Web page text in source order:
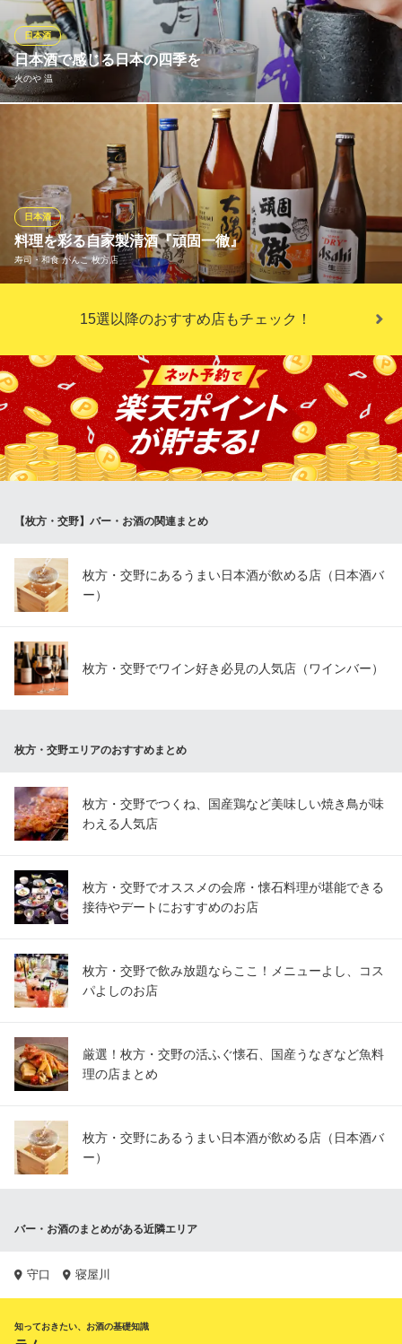
リゾート空間なら、ビールの美味しさも一段と格別！日常を忘れ
て、ハワイの風を感じる至福のパブタイムを心ゆくまでご堪能く
ださい◎
アロハテーブル くずはモール
京阪本線樟葉駅 徒歩6分
大阪府枚方市楠葉花園町15-1 KUZUHAMALL本館2F
日本酒で感じる日本の四季を
火のや 温
日本酒
酒蔵さんの想いをつなぐ、種類豊富なお酒をご用意。水、気候、
風土すべてを把握する職人がつくりあげる酒を選りすぐってご提
供致します。つながりを大事にするからこそ、珍しい酒がここに
はあります。また、お酒の熱燗もお店がオススメする温度帯以外
にも席でご自身のお好みの温度で温めれるサービスもございま
す！
火のや 温
京阪線枚方駅北口 徒歩2分
大阪府枚方市新町1-2-10 枚方テイクスリービル3F
料理を彩る自家製清酒『頑固一徹』
寿司・和食 がんこ 枚方店
日本酒
がんこの料理に最も合う酒を追求し、辿り着いたのが自家製清酒
「頑固一徹」です。芳醇な香り、すっきりとした飲み口、奥深い
練された和の空間で、至福のひとときをお楽しみください。
寿司・和食 がんこ 枚方店
寿司 和食 居酒屋
京阪交野線枚方市駅 徒歩3分
大阪府枚方市岡東町11-17
15選以降のおすすめ店もチェック！
【枚方・交野】バー・お酒の関連まとめ
枚方・交野にあるうまい日本酒が飲める店（日本酒バ
ー）
枚方・交野でワイン好き必見の人気店（ワインバー）
枚方・交野エリアのおすすめまとめ
枚方・交野でつくね、国産鶏など美味しい焼き鳥が味
わえる人気店
枚方・交野でオススメの会席・懐石料理が堪能できる
接待やデートにおすすめのお店
枚方・交野で飲み放題ならここ！メニューよし、コス
パよしのお店
厳選！枚方・交野の活ふぐ懐石、国産うなぎなど魚料
理の店まとめ
枚方・交野にあるうまい日本酒が飲める店（日本酒バ
ー）
バー・お酒のまとめがある近隣エリア
守口 寝屋川
知っておきたい、お酒の基礎知識